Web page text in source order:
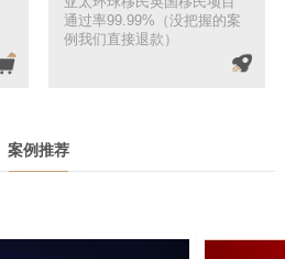
通过率99.99%（没把握的案
例我们直接退款）
案例推荐